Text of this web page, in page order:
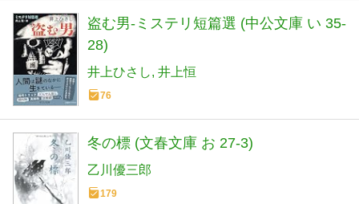
盗む男-ミステリ短篇選 (中公文庫 い 35-
28)
井上ひさし 井上恒
76
冬の標 (文春文庫 お 27-3)
乙川優三郎
179